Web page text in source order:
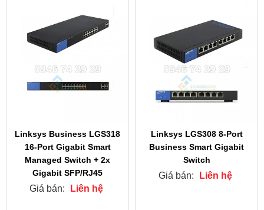
Linksys Business LGS318
16-Port Gigabit Smart
Managed Switch + 2x
Gigabit SFP/RJ45
Giá bán: Liên hệ
Linksys LGS308 8-Port
Business Smart Gigabit
Switch
Giá bán: Liên hệ